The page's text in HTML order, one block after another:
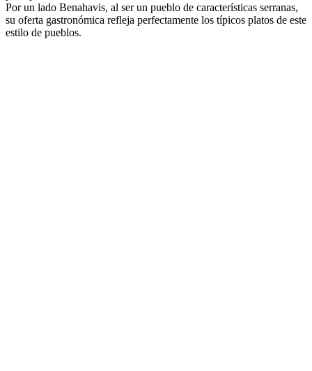
Por un lado Benahavis, al ser un pueblo de características serranas,
su oferta gastronómica refleja perfectamente los típicos platos de este
estilo de pueblos.